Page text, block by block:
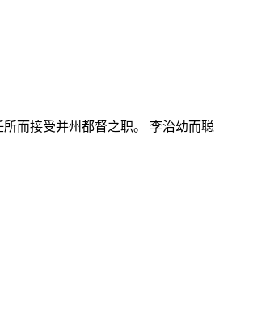
而接受并州都督之职。 李治幼而聪